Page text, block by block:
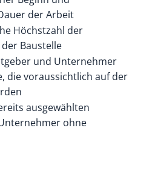
der Arbeit
Höchstzahl der
Baustelle
und Unternehmer
die voraussichtlich auf der
ausgewählten
ohne